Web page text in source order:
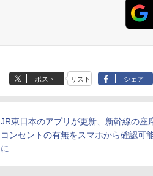
ポスト リスト シェア
JR東日本のアプリが更新、新幹線の座
コンセントの有無をスマホから確認可
に